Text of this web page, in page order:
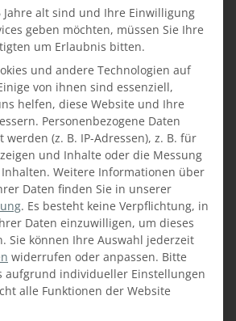
(Gösting)
Studio in Graz
wurde 2009 eröffnet.
dem Maßmöbel-
aus der eigenen
entdecken Sie bei
aktuellen Modelle von
– der beliebtesten
Österreichs.
Sie sich für eine
Küche oder ein neues
entscheiden,
dass Sie sich auf
fachlich
verlassen
Jahre alt sind und Ihre Einwilligung
geben möchten, müssen Sie Ihre
um Erlaubnis bitten.
und andere Technologien auf
von ihnen sind essenziell,
helfen, diese Website und Ihre
Personenbezogene Daten
(z. B. IP-Adressen), z. B. für
und Inhalte oder die Messung
Weitere Informationen über
Daten finden Sie in unserer
. Es besteht keine Verpflichtung, in
Daten einzuwilligen, um dieses
Sie können Ihre Auswahl jederzeit
widerrufen oder anpassen. Bitte
aufgrund individueller Einstellungen
alle Funktionen der Website